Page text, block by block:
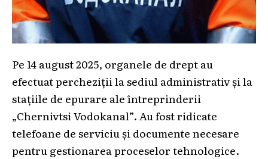
Pe 14 august 2025, organele de drept au
efectuat percheziții la sediul administrativ și la
stațiile de epurare ale întreprinderii
„Chernivtsi Vodokanal”. Au fost ridicate
telefoane de serviciu și documente necesare
pentru gestionarea proceselor tehnologice.